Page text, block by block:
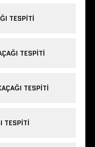
TESPITI
TESPITI
TESPITI
TESPITI